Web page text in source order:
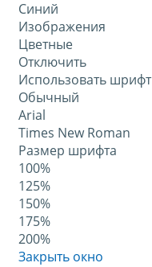
Синий
Изображения
Цветные
Отключить
Использовать шрифт
Обычный
Arial
Times New Roman
Размер шрифта
100%
125%
150%
175%
200%
Закрыть окно